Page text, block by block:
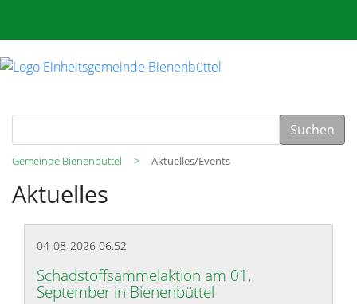
Suchen
Gemeinde Bienenbüttel Aktuelles/Events
Aktuelles
04-08-2026 06:52
Schadstoffsammelaktion am 01.
September in Bienenbüttel